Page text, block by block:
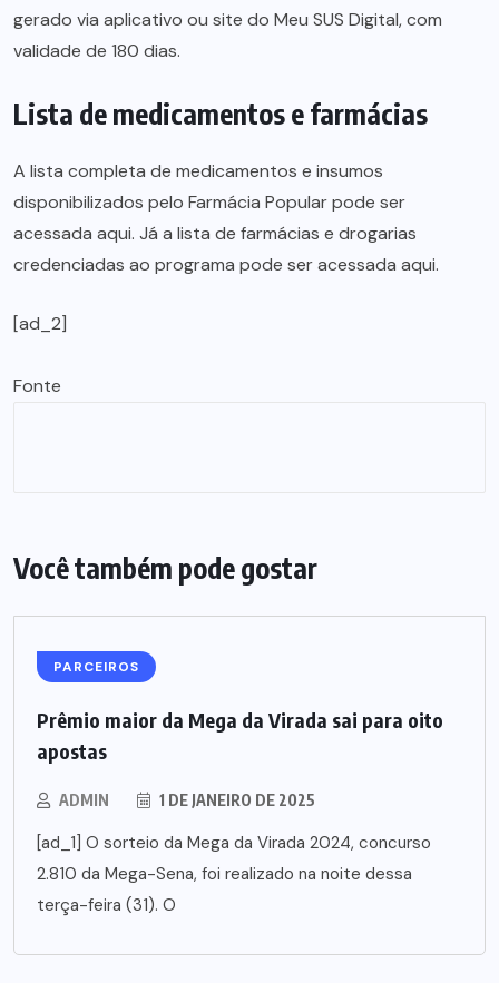
gerado via aplicativo ou site do Meu SUS Digital, com
validade de 180 dias.
Lista de medicamentos e farmácias
A lista completa de medicamentos e insumos
disponibilizados pelo Farmácia Popular pode ser
acessada aqui. Já a lista de farmácias e drogarias
credenciadas ao programa pode ser acessada aqui.
[ad_2]
Fonte
Você também pode gostar
PARCEIROS
Prêmio maior da Mega da Virada sai para oito
apostas
ADMIN 1 DE JANEIRO DE 2025
[ad_1] O sorteio da Mega da Virada 2024, concurso
2.810 da Mega-Sena, foi realizado na noite dessa
terça-feira (31). O